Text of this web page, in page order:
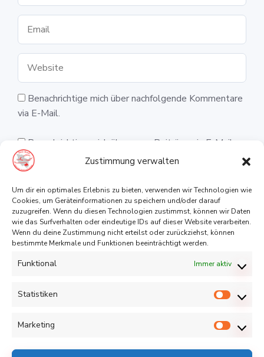
Zustimmung verwalten
Um dir ein optimales Erlebnis zu bieten, verwenden wir Technologien wie
Cookies, um Geräteinformationen zu speichern und/oder darauf
zuzugreifen. Wenn du diesen Technologien zustimmst, können wir Daten
wie das Surfverhalten oder eindeutige IDs auf dieser Website verarbeiten.
Wenn du deine Zustimmung nicht erteilst oder zurückziehst, können
bestimmte Merkmale und Funktionen beeinträchtigt werden.
Funktional Immer aktiv
Statistiken
Marketing
Benachrichtige mich über nachfolgende Kommentare
via E-Mail.
Benachrichtige mich über neue Beiträge via E-Mail.
Diese Website verwendet Akismet, um Spam zu
verarbeitet werden.